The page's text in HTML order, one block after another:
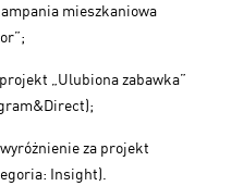
mieszkaniowa
„Ulubiona zabawka”
za projekt
Insight).